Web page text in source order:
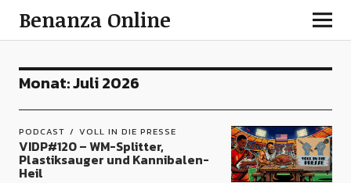
Benanza Online
Monat:Juli 2026
PODCAST VOLL IN DIE PRESSE
VIDP#120 – WM-Splitter,
Plastiksauger und Kannibalen-
Heil